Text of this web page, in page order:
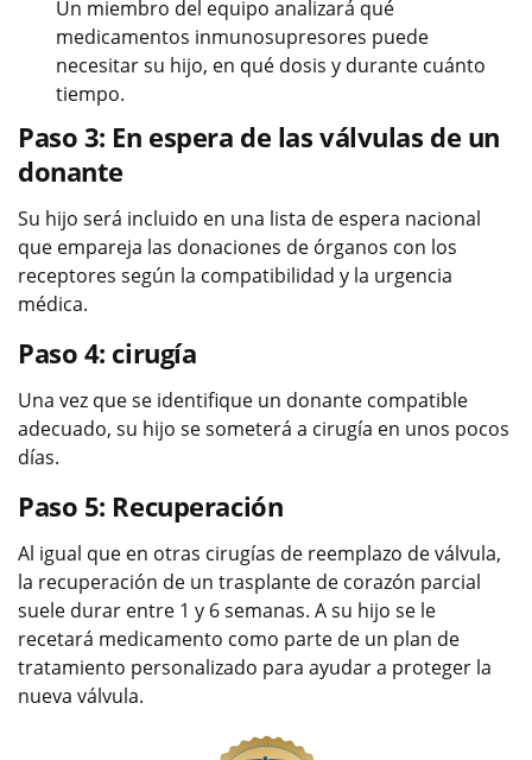
Un miembro del equipo analizará qué
medicamentos inmunosupresores puede
necesitar su hijo, en qué dosis y durante cuánto
tiempo.
Paso 3: En espera de las válvulas de un
donante
Su hijo será incluido en una lista de espera nacional
que empareja las donaciones de órganos con los
receptores según la compatibilidad y la urgencia
médica.
Paso 4: cirugía
Una vez que se identifique un donante compatible
adecuado, su hijo se someterá a cirugía en unos pocos
días.
Paso 5: Recuperación
Al igual que en otras cirugías de reemplazo de válvula,
la recuperación de un trasplante de corazón parcial
suele durar entre 1 y 6 semanas. A su hijo se le
recetará medicamento como parte de un plan de
tratamiento personalizado para ayudar a proteger la
nueva válvula.